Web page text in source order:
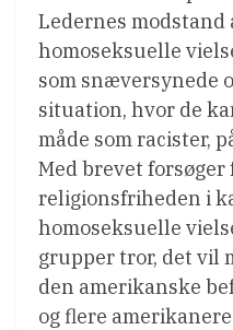
Ledernes modstand
homoseksuelle
som snæversynede
situation, hvor de
måde som racister,
Med brevet
religionsfriheden i
homoseksuelle
grupper tror, det vil
den amerikanske
og flere